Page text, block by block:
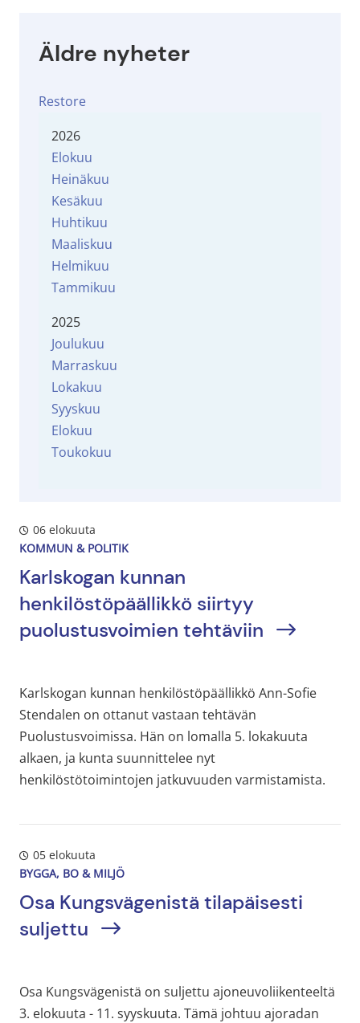
Äldre nyheter
Restore
2026
Elokuu
Heinäkuu
Kesäkuu
Huhtikuu
Maaliskuu
Helmikuu
Tammikuu
2025
Joulukuu
Marraskuu
Lokakuu
Syyskuu
Elokuu
Toukokuu
06 elokuuta
KOMMUN & POLITIK
Karlskogan kunnan
henkilöstöpäällikkö siirtyy
puolustusvoimien tehtäviin
Karlskogan kunnan henkilöstöpäällikkö Ann-Sofie
Stendalen on ottanut vastaan ​​tehtävän
Puolustusvoimissa. Hän on lomalla 5. lokakuuta
alkaen, ja kunta suunnittelee nyt
henkilöstötoimintojen jatkuvuuden varmistamista.
05 elokuuta
BYGGA, BO & MILJÖ
Osa Kungsvägenistä tilapäisesti
suljettu
Osa Kungsvägenistä on suljettu ajoneuvoliikenteeltä
3. elokuuta - 11. syyskuuta. Tämä johtuu ajoradan